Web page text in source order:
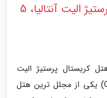
معرفی هتل کریستال پرستیژ الیت آنتالیا، 5
کریستال پرستیژ الیت
آنتالیا (Crystal Prestige Elite) یکی از مجلل ترین هتل